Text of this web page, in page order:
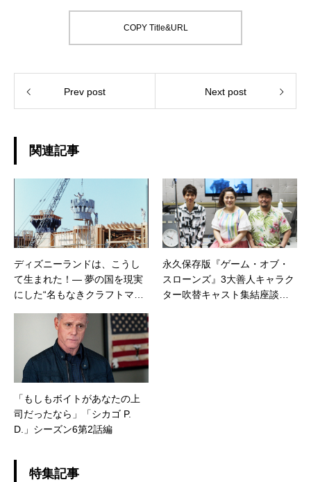
COPY Title&URL
Prev post Next post
関連記事
ディズニーランドは、こうし
て生まれた！― 夢の国を現実
にした“名もなきクラフトマ
永久保存版『ゲーム・オブ・
スローンズ』3大善人キャラク
ター吹替キャスト集結座談会
「もしもボイトがあなたの上
司だったなら」「シカゴ P.
D.」シーズン6第2話編
特集記事